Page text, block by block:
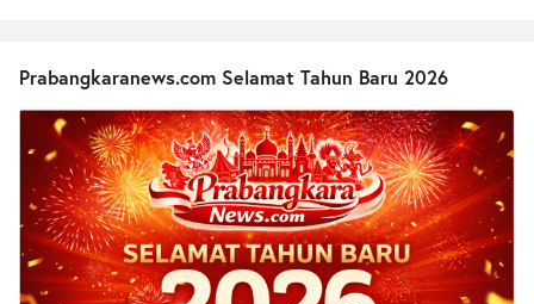
Prabangkaranews.com Selamat Tahun Baru 2026